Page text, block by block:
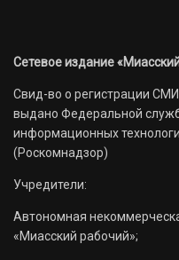
Сетевое издание
Свид-во о регистрации
выдано Федеральной
информационных
(Роскомнадзор)
Учредители:
Автономная
«Миасский рабочий»;